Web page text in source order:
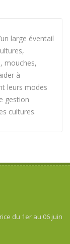
large éventail
mouches,
à
leurs modes
gestion
cultures.
du 1er au 06 juin